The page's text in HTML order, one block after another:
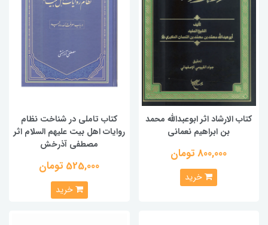
کتاب الارشاد اثر ابوعبدالله محمد
بن ابراهیم نعمانی
800,000 تومان
خرید
کتاب تاملی در شناخت نظام
روایات اهل بیت علیهم السلام اثر
مصطفی آذرخش
525,000 تومان
خرید